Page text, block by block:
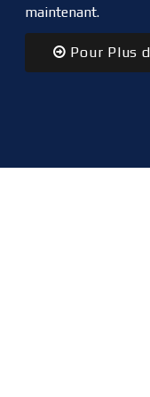
maintenant.
Pour Plus